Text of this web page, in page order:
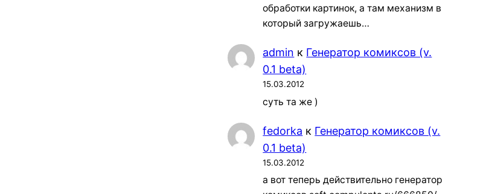
обработки картинок, а там механизм в
который загружаешь…
admin к Генератор комиксов (v.
0.1 beta)
15.03.2012
суть та же )
fedorka к Генератор комиксов (v.
0.1 beta)
15.03.2012
а вот теперь действительно генератор